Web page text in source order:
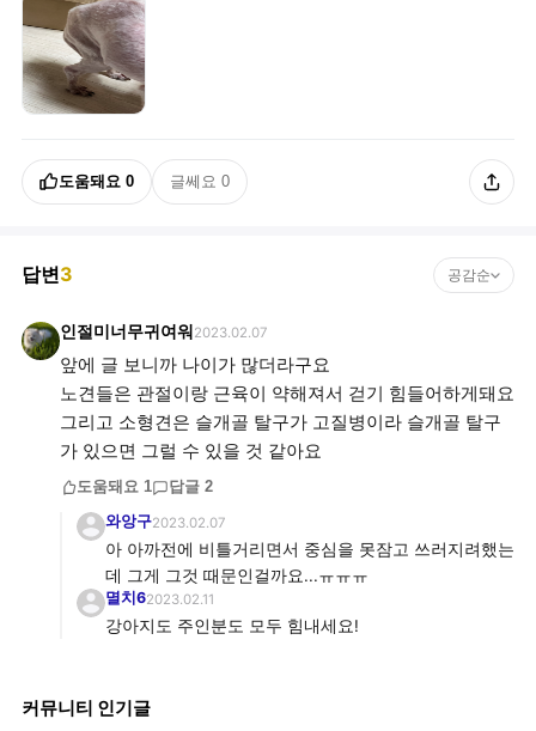
도움돼요 0 글쎄요 0
답변3 공감순
인절미너무귀여워 2023.02.07
앞에 글 보니까 나이가 많더라구요
노견들은 관절이랑 근육이 약해져서 걷기 힘들어하게돼요
그리고 소형견은 슬개골 탈구가 고질병이라 슬개골 탈구
가 있으면 그럴 수 있을 것 같아요
도움돼요 1 답글 2
와앙구2023.02.07
아 아까전에 비틀거리면서 중심을 못잠고 쓰러지려했는
데 그게 그것 때문인걸까요...ㅠㅠㅠ
멸치62023.02.11
강아지도 주인분도 모두 힘내세요!
커뮤니티 인기글